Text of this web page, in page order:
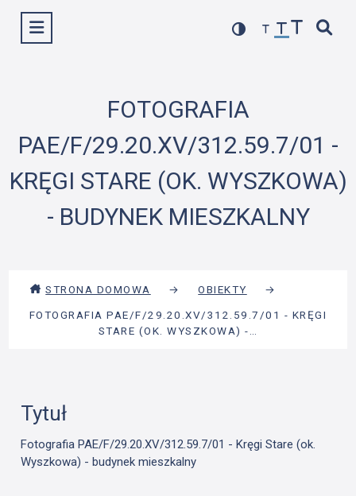
Wyświetl menu
FOTOGRAFIA
PAE/F/29.20.XV/312.59.7/01 -
KRĘGI STARE (OK. WYSZKOWA)
- BUDYNEK MIESZKALNY
STRONA DOMOWA → OBIEKTY
→
FOTOGRAFIA PAE/F/29.20.XV/312.59.7/01 - KRĘGI
STARE (OK. WYSZKOWA) -…
Tytuł
Fotografia PAE/F/29.20.XV/312.59.7/01 - Kręgi Stare (ok.
Wyszkowa) - budynek mieszkalny